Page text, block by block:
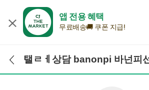
앱 전용 혜택
무료배송🚚 쿠폰 지급!
검색어 입력